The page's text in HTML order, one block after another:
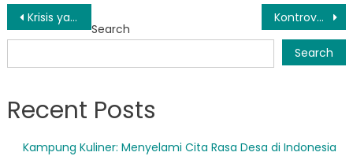
Post
navigation
Krisis yang Sedang Berlangsung di Papua Barat: Melihat Perkembangan Terkini Kontroversi Menyelimuti BPBD Papua Barat Saat Pengaduan Terus Meningkat
Search
Search
Recent Posts
Kampung Kuliner: Menyelami Cita Rasa Desa di Indonesia